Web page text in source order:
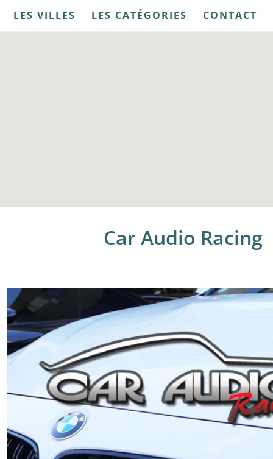
LES VILLES LES CATÉGORIES CONTACT
Car Audio Racing